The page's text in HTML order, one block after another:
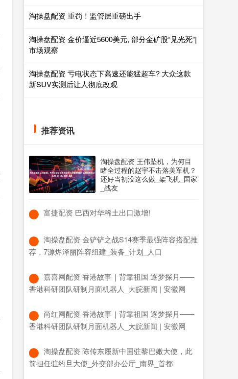
淘操盘配资 重罚！监管层重磅出手
淘操盘配资 金价逼近5600美元, 部分金矿股“见光死”|
市场观察
淘操盘配资 亏电状态下高速还能猛超车? 大众这款
新SUV实测后让人彻底改观
推荐资讯
淘操盘配资 王伟坠机，为何目
睹全过程的赵宇不击落美军机？
还好当初没这么做_架飞机_国家
_战友
​富捷配资 巴西对华稀土出口激增!
​淘操盘配资 金铲铲之战S14赛季最强阵容搭配推
荐，7源烬泽丽阵容组建_装备_计划_人口
​嘉喜网配资 香港故事｜背靠祖国 逐梦探月——
香港科研团队研制月面机器人_大皖新闻 | 安徽网
​尚红网配资 香港故事｜背靠祖国 逐梦探月——
香港科研团队研制月面机器人_大皖新闻 | 安徽网
​淘操盘配资 陈传东履新中国驻黎巴嫩大使，此
前担任驻约旦大使_外交部办公厅_南界_首都